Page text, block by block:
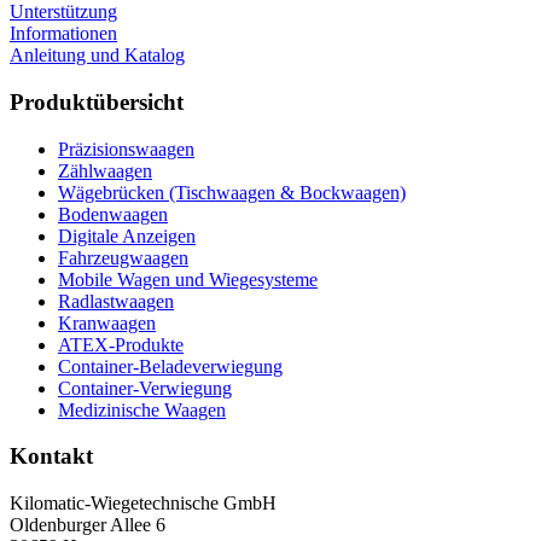
Unterstützung
Informationen
Anleitung und Katalog
Produktübersicht
Präzisionswaagen
Zählwaagen
Wägebrücken (Tischwaagen & Bockwaagen)
Bodenwaagen
Digitale Anzeigen
Fahrzeugwaagen
Mobile Wagen und Wiegesysteme
Radlastwaagen
Kranwaagen
ATEX-Produkte
Container-Beladeverwiegung
Container-Verwiegung
Medizinische Waagen
Kontakt
Kilomatic-Wiegetechnische GmbH
Oldenburger Allee 6